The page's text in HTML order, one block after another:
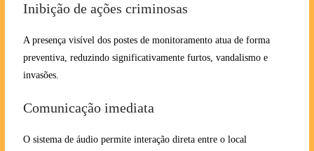
Inibição de ações criminosas
A presença visível dos postes de monitoramento atua de forma
preventiva, reduzindo significativamente furtos, vandalismo e
invasões.
Comunicação imediata
O sistema de áudio permite interação direta entre o local